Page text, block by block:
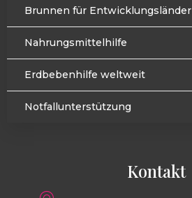
Brunnen für Entwicklungsländer
Nahrungsmittelhilfe
Erdbebenhilfe weltweit
Notfallunterstützung
Kontakt